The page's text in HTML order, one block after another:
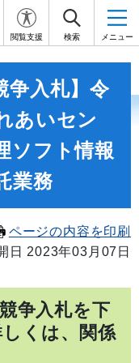
閲覧支援 検索 メニュー
争入札】令
あいセン
ソフト情報
業務
ページの内容を印刷
日 2023年03月07日
争入札を下
くは、関係